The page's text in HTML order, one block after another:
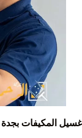
غسيل المكيفات بجدة